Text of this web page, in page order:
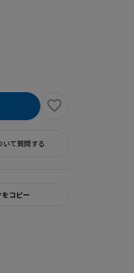
いて質問する
をコピー